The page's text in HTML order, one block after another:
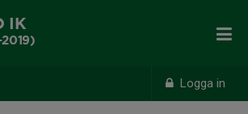
Logga in
IK
2019)